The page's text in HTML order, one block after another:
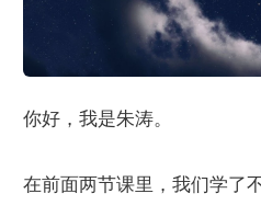
你好，我是朱涛。
在前面两节课里，我们学了